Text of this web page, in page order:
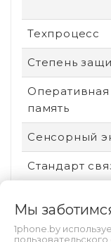
Техпроцесс
Степень
Оперативная
память
Сенсорный
Стандарт
Поддержка
памяти
Мы
1phone.by